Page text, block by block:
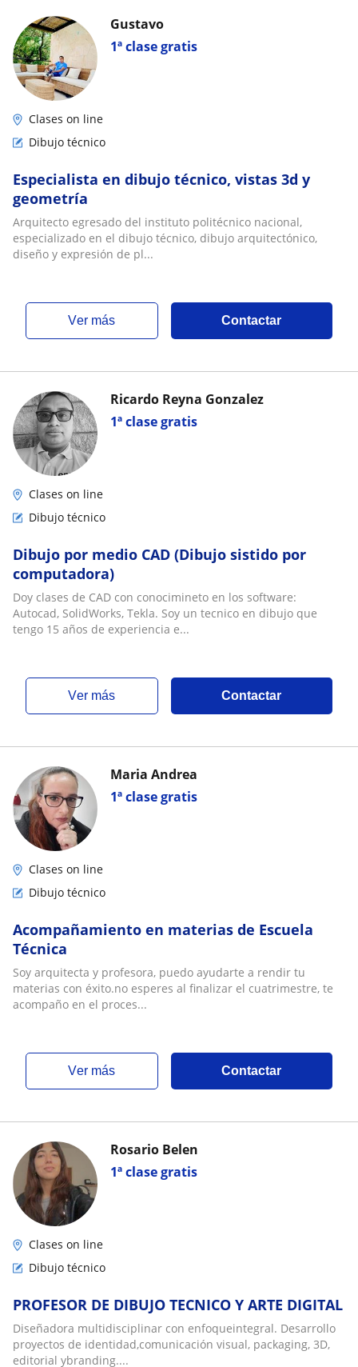
1ª clase gratis
Gustavo
Clases on line
Dibujo técnico
Especialista en dibujo técnico, vistas 3d y
geometría
Arquitecto egresado del instituto politécnico nacional,
especializado en el dibujo técnico, dibujo arquitectónico,
diseño y expresión de pl...
ver más Contactar
1ª clase gratis
Ricardo Reyna Gonzalez
Clases on line
Dibujo técnico
Dibujo por medio CAD (Dibujo sistido por
computadora)
Doy clases de CAD con conocimineto en los software:
Autocad, SolidWorks, Tekla. Soy un tecnico en dibujo que
tengo 15 años de experiencia e...
ver más Contactar
1ª clase gratis
Maria Andrea
Clases on line
Dibujo técnico
Acompañamiento en materias de Escuela
Técnica
Soy arquitecta y profesora, puedo ayudarte a rendir tu
materias con éxito.no esperes al finalizar el cuatrimestre, te
acompaño en el proces...
ver más Contactar
1ª clase gratis
Rosario Belen
Clases on line
Dibujo técnico
PROFESOR DE DIBUJO TECNICO Y ARTE DIGITAL
Diseñadora multidisciplinar con enfoqueintegral. Desarrollo
proyectos de identidad,comunicación visual, packaging, 3D,
editorial ybranding....